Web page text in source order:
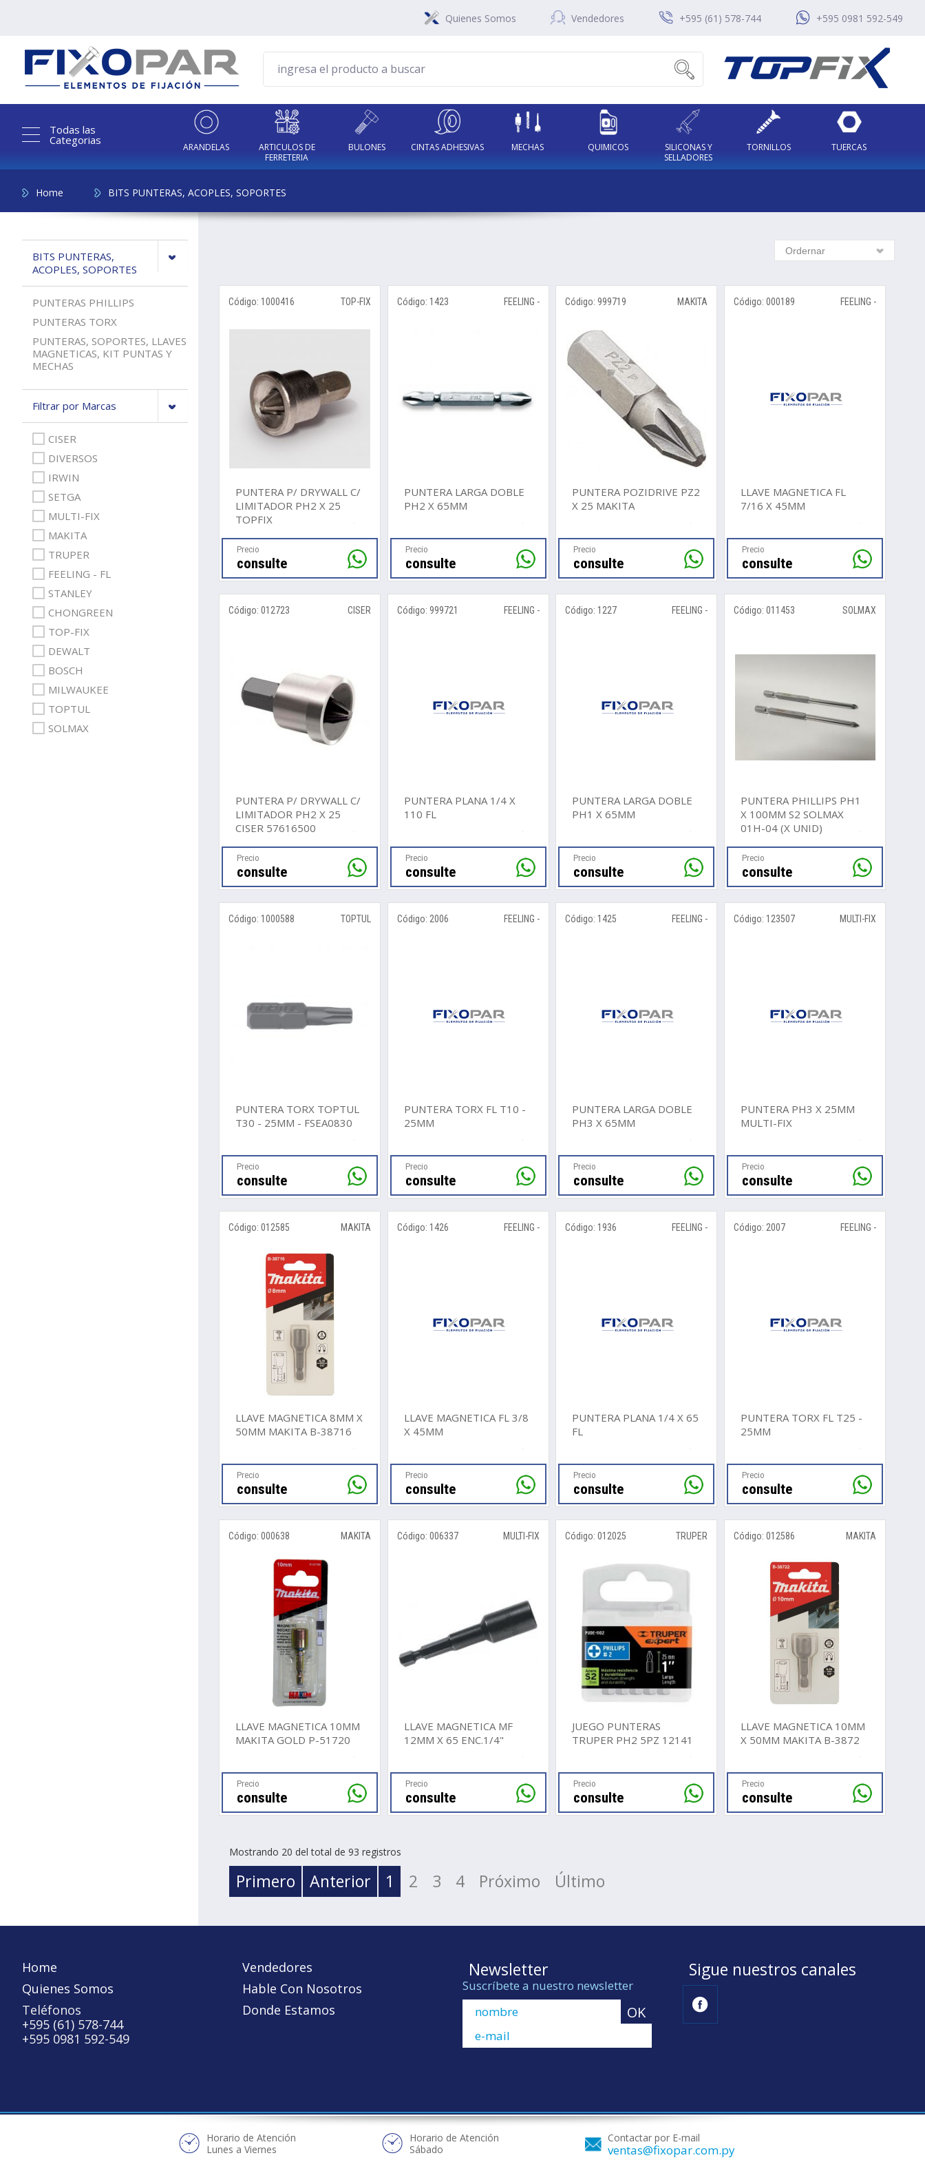
Quienes Somos Vendedores +595 (61) 578-744 +595 0981 592-549
Todas las
Categorias
ARANDELAS
ARTICULOS DE
FERRETERIA
BULONES CINTAS ADHESIVAS MECHAS QUIMICOS
SILICONAS Y
SELLADORES
TORNILLOS TUERCAS
Home BITS PUNTERAS, ACOPLES, SOPORTES
BITS PUNTERAS,
ACOPLES, SOPORTES
PUNTERAS PHILLIPS
PUNTERAS TORX
PUNTERAS, SOPORTES, LLAVES
MAGNETICAS, KIT PUNTAS Y
MECHAS
Filtrar por Marcas
CISER
DIVERSOS
IRWIN
SETGA
MULTI-FIX
MAKITA
TRUPER
FEELING - FL
STANLEY
CHONGREEN
TOP-FIX
DEWALT
BOSCH
MILWAUKEE
TOPTUL
SOLMAX
Ordernar
Código: 1000416 TOP-FIX
PUNTERA P/ DRYWALL C/
LIMITADOR PH2 X 25
TOPFIX
Precio
consulte
Código: 1423 FEELING -
PUNTERA LARGA DOBLE
PH2 X 65MM
Precio
consulte
Código: 999719 MAKITA
PUNTERA POZIDRIVE PZ2
X 25 MAKITA
Precio
consulte
Código: 000189 FEELING -
LLAVE MAGNETICA FL
7/16 X 45MM
Precio
consulte
Código: 012723 CISER
PUNTERA P/ DRYWALL C/
LIMITADOR PH2 X 25
CISER 57616500
Precio
consulte
Código: 999721 FEELING -
PUNTERA PLANA 1/4 X
110 FL
Precio
consulte
Código: 1227 FEELING -
PUNTERA LARGA DOBLE
PH1 X 65MM
Precio
consulte
Código: 011453 SOLMAX
PUNTERA PHILLIPS PH1
X 100MM S2 SOLMAX
01H-04 (X UNID)
Precio
consulte
Código: 1000588 TOPTUL
PUNTERA TORX TOPTUL
T30 - 25MM - FSEA0830
Precio
consulte
Código: 2006 FEELING -
PUNTERA TORX FL T10 -
25MM
Precio
consulte
Código: 1425 FEELING -
PUNTERA LARGA DOBLE
PH3 X 65MM
Precio
consulte
Código: 123507 MULTI-FIX
PUNTERA PH3 X 25MM
MULTI-FIX
Precio
consulte
Código: 012585 MAKITA
LLAVE MAGNETICA 8MM X
50MM MAKITA B-38716
Precio
consulte
Código: 1426 FEELING -
LLAVE MAGNETICA FL 3/8
X 45MM
Precio
consulte
Código: 1936 FEELING -
PUNTERA PLANA 1/4 X 65
FL
Precio
consulte
Código: 2007 FEELING -
PUNTERA TORX FL T25 -
25MM
Precio
consulte
Código: 000638 MAKITA
LLAVE MAGNETICA 10MM
MAKITA GOLD P-51720
Precio
consulte
Código: 006337 MULTI-FIX
LLAVE MAGNETICA MF
12MM X 65 ENC.1/4"
Precio
consulte
Código: 012025 TRUPER
JUEGO PUNTERAS
TRUPER PH2 5PZ 12141
Precio
consulte
Código: 012586 MAKITA
LLAVE MAGNETICA 10MM
X 50MM MAKITA B-38722
Precio
consulte
Mostrando 20 del total de 93 registros
Primero Anterior 1 2 3 4 Próximo Último
Home
Quienes Somos
Teléfonos
+595 (61) 578-744
+595 0981 592-549
Vendedores
Hable Con Nosotros
Donde Estamos
Newsletter
Suscríbete a nuestro newsletter
Sigue nuestros canales
Horario de Atención
Lunes a Viernes
Horario de Atención
Sábado
Contactar por E-mail
ventas@fixopar.com.py